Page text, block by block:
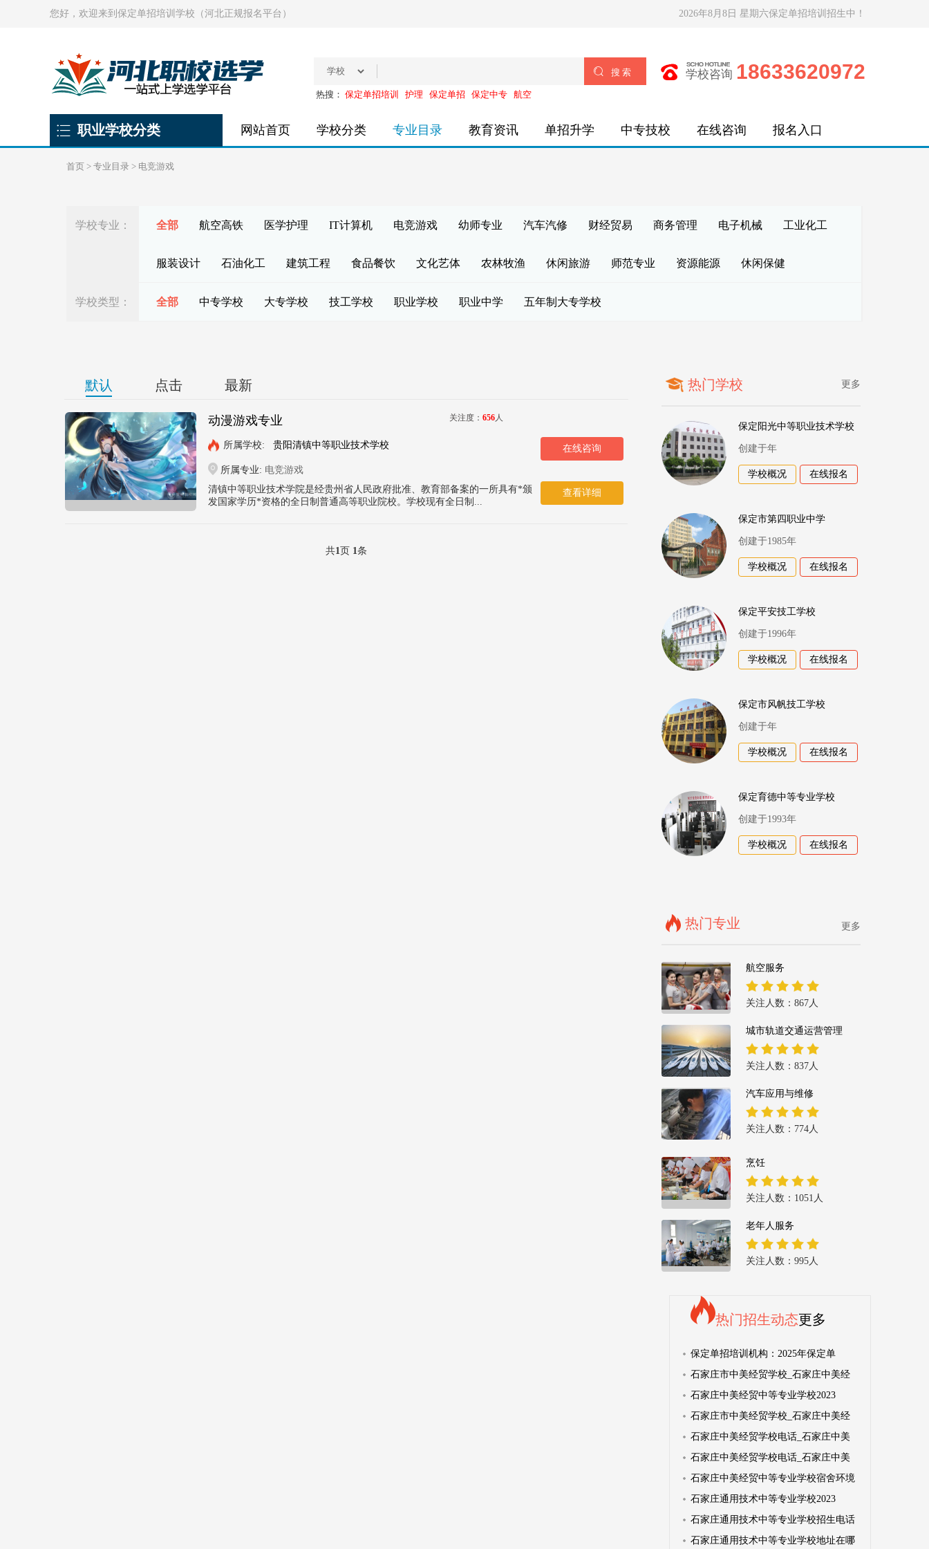
您好，欢迎来到保定单招培训学校（河北正规报名平台） 2026年8月8日 星期六保定单招培训招生中！

热搜： 保定单招培训 护理 保定单招 保定中专 航空
学校咨询 18633620972
职业学校分类 网站首页 学校分类 专业目录 教育资讯 单招升学 中专技校 在线咨询 报名入口
首页 > 专业目录 > 电竞游戏
学校专业： 全部 航空高铁 医学护理 IT计算机 电竞游戏 幼师专业 汽车汽修 财经贸易 商务管理 电子机械 工业化工
服装设计 石油化工 建筑工程 食品餐饮 文化艺体 农林牧渔 休闲旅游 师范专业 资源能源 休闲保健
学校类型： 全部 中专学校 大专学校 技工学校 职业学校 职业中学 五年制大专学校
默认 点击 最新
动漫游戏专业 关注度： 656人
所属学校: 贵阳清镇中等职业技术学校
所属专业: 电竞游戏
清镇中等职业技术学院是经贵州省人民政府批准、教育部备案的一所具有*颁
发国家学历*资格的全日制普通高等职业院校。学校现有全日制...
在线咨询
查看详细
共1页 1条
热门学校 更多
保定阳光中等职业技术学校
创建于年
学校概况 在线报名
保定市第四职业中学
创建于1985年
学校概况 在线报名
保定平安技工学校
创建于1996年
学校概况 在线报名
保定市风帆技工学校
创建于年
学校概况 在线报名
保定育德中等专业学校
创建于1993年
学校概况 在线报名
热门专业 更多
航空服务
关注人数：867人
城市轨道交通运营管理
关注人数：837人
汽车应用与维修
关注人数：774人
烹饪
关注人数：1051人
老年人服务
关注人数：995人
热门招生动态更多
保定单招培训机构：2025年保定单
石家庄市中美经贸学校_石家庄中美经
石家庄中美经贸中等专业学校2023
石家庄市中美经贸学校_石家庄中美经
石家庄中美经贸学校电话_石家庄中美
石家庄中美经贸学校电话_石家庄中美
石家庄中美经贸中等专业学校宿舍环境
石家庄通用技术中等专业学校2023
石家庄通用技术中等专业学校招生电话
石家庄通用技术中等专业学校地址在哪